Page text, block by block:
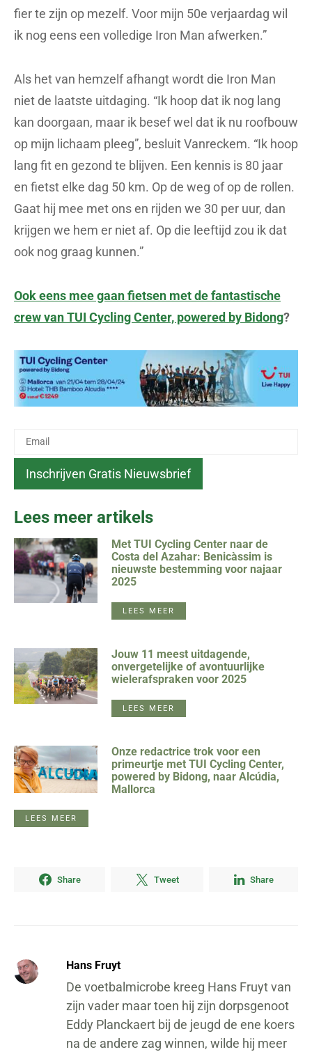
fier te zijn op mezelf. Voor mijn 50e verjaardag wil
ik nog eens een volledige Iron Man afwerken.”
Als het van hemzelf afhangt wordt die Iron Man
niet de laatste uitdaging. “Ik hoop dat ik nog lang
kan doorgaan, maar ik besef wel dat ik nu roofbouw
op mijn lichaam pleeg”, besluit Vanreckem. “Ik hoop
lang fit en gezond te blijven. Een kennis is 80 jaar
en fietst elke dag 50 km. Op de weg of op de rollen.
Gaat hij mee met ons en rijden we 30 per uur, dan
krijgen we hem er niet af. Op die leeftijd zou ik dat
ook nog graag kunnen.”
Ook eens mee gaan fietsen met de fantastische
crew van TUI Cycling Center, powered by Bidong?
Lees meer artikels
Met TUI Cycling Center naar de
Costa del Azahar: Benicàssim is
nieuwste bestemming voor najaar
2025
LEES MEER
Jouw 11 meest uitdagende,
onvergetelijke of avontuurlijke
wielerafspraken voor 2025
LEES MEER
Onze redactrice trok voor een
primeurtje met TUI Cycling Center,
powered by Bidong, naar Alcúdia,
Mallorca
LEES MEER
Share Tweet Share
Hans Fruyt
De voetbalmicrobe kreeg Hans Fruyt van
zijn vader maar toen hij zijn dorpsgenoot
Eddy Planckaert bij de jeugd de ene koers
na de andere zag winnen, wilde hij meer